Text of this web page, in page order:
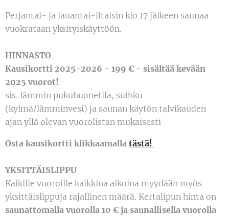
Perjantai- ja lauantai-iltaisin klo 17 jälkeen saunaa
vuokrataan yksityiskäyttöön.
HINNASTO
Kausikortti 2025-2026 - 199 € - sisältää kevään
2025 vuorot!
sis. lämmin pukuhuonetila, suihku
(kylmä/lämminvesi) ja saunan käytön talvikauden
ajan yllä olevan vuorolistan mukaisesti
Osta kausikortti klikkaamalla tästä!
YKSITTÄISLIPPU
Kaikille vuoroille kaikkina aikoina myydään myös
yksittäislippuja rajallinen määrä. Kertalipun hinta on
saunattomalla vuorolla 10 € ja saunallisella vuorolla